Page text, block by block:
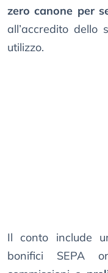
zero canone per
all’accredito
utilizzo.
Il conto include
bonifici SEPA